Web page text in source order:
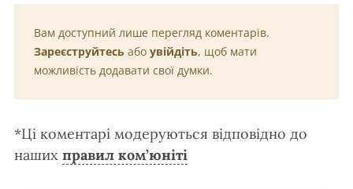
Вам доступний лише перегляд коментарів.
Зареєструйтесь або увійдіть, щоб мати
можливість додавати свої думки.
*Ці коментарі модеруються відповідно до
наших правил ком’юніті